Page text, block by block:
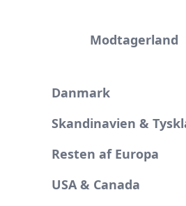
Modtagerland
Danmark
Skandinavien &
Resten af Europa
USA & Canada